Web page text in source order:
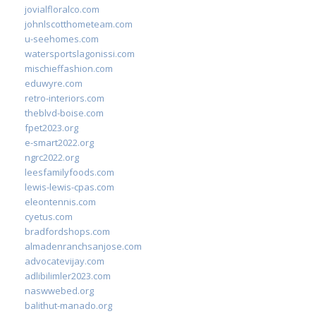
jovialfloralco.com
johnlscotthometeam.com
u-seehomes.com
watersportslagonissi.com
mischieffashion.com
eduwyre.com
retro-interiors.com
theblvd-boise.com
fpet2023.org
e-smart2022.org
ngrc2022.org
leesfamilyfoods.com
lewis-lewis-cpas.com
eleontennis.com
cyetus.com
bradfordshops.com
almadenranchsanjose.com
advocatevijay.com
adlibilimler2023.com
naswwebed.org
balithut-manado.org